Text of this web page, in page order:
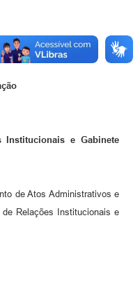
Institucionaise Gabinete
de Atos Administrativos e
Relações Institucionais e